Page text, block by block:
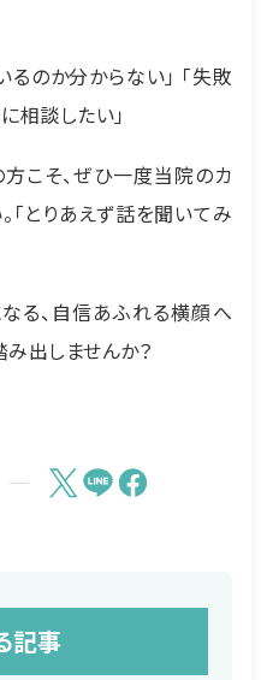
のか分からない」 「失敗
相談したい」
こそ、ぜひ一度当院のカ
「とりあえず話を聞いてみ
る、自信あふれる横顔へ
出しませんか？
記事